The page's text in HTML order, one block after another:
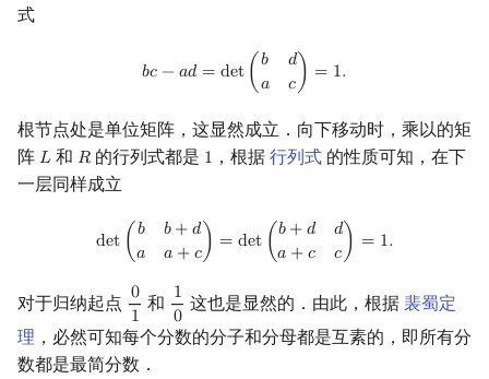
式
𝑏𝑐 −𝑎𝑑 = det ( 𝑏
𝑑
𝑎
𝑐 ) = 1.
a det (bd c)=
根节点处是单位矩阵，这显然成立．向下移动时，乘以的矩
阵 𝐿
L和 𝑅
R 的行列式都是 1
1 ，根据行列式 的性质可知，在下
一层同样成立
det ( 𝑏 𝑏+𝑑
𝑎
𝑎 +𝑐) = det ( 𝑏+𝑑
𝑑
𝑎 +𝑐 𝑐 ) = 1.
det( b+d aa+ det (b+d da cc)
对于归纳起点 0
1
01 和 1
0
10 这也是显然的．由此，根据 裴蜀定
理 ，必然可知每个分数的分子和分母都是互素的，即所有分
数都是最简分数．